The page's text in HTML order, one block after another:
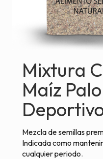
Mixtura
Maíz
Mezcla de semillas
Indicada como
cualquier periodo.